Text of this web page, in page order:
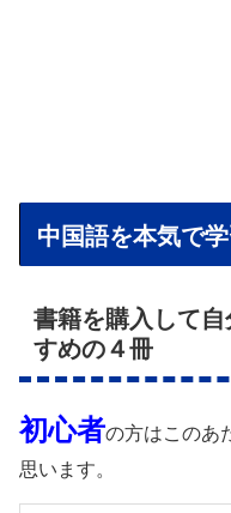
中国語を本気で
書籍を購入して
すめの４冊
初心者の方はこのあ
思います。